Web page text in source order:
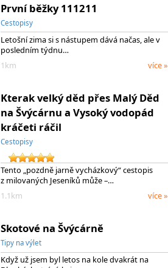
První běžky 111211
Cestopisy
Letošní zima si s nástupem dává načas, ale v
posledním týdnu…
1km
více »
Kterak velký děd přes Malý Děd
na Švýcárnu a Vysoký vodopád
kráčeti ráčil
Cestopisy
Tento „pozdně jarně vycházkový“ cestopis
z milovaných Jeseníků může –…
1.1km
více »
Skotové na Švýcárně
Tipy na výlet
Když už jsem byl letos na kole dvakrát na